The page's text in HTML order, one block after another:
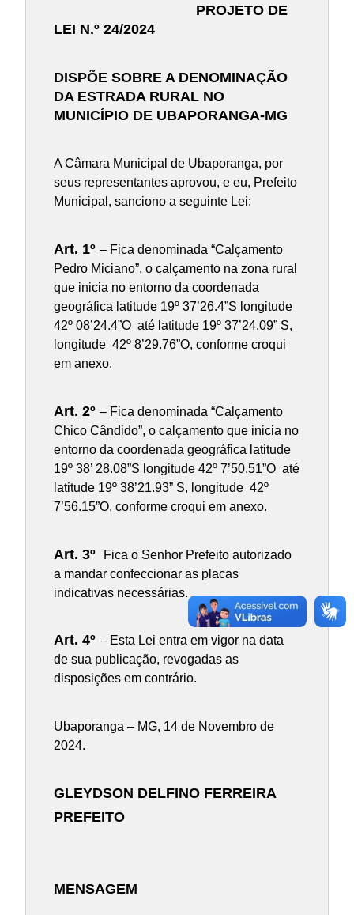
PROJETO DE
LEI N.º 24/2024
DISPÕE SOBRE A DENOMINAÇÃO
DA ESTRADA RURAL NO
MUNICÍPIO DE UBAPORANGA-MG
A Câmara Municipal de Ubaporanga, por
seus representantes aprovou, e eu, Prefeito
Municipal, sanciono a seguinte Lei:
Art. 1º– Fica denominada “Calçamento
Pedro Miciano”, o calçamento na zona rural
que inicia no entorno da coordenada
geográfica latitude 19º 37’26.4”S longitude
42º 08’24.4”O até latitude 19º 37’24.09” S,
longitude 42º 8’29.76”O, conforme croqui
em anexo.
Art. 2º– Fica denominada “Calçamento
Chico Cândido”, o calçamento que inicia no
entorno da coordenada geográfica latitude
19º 38’ 28.08”S longitude 42º 7’50.51”O até
latitude 19º 38’21.93” S, longitude 42º
7’56.15”O, conforme croqui em anexo.
Art. 3º
Fica o Senhor Prefeito autorizado
a mandar confeccionar as placas
indicativas necessárias.
Art. 4º– Esta Lei entra em vigor na data
de sua publicação, revogadas as
disposições em contrário.
Ubaporanga – MG, 14 de Novembro de
2024.
GLEYDSON DELFINO FERREIRA
PREFEITO
MENSAGEM